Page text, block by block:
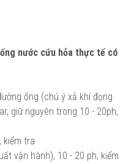
nước cứu hỏa thực tế có
ống (chú ý xả khí đọng
giữ nguyên trong 10 - 20ph,
kiểm tra
vận hành), 10 - 20 ph, kiểm